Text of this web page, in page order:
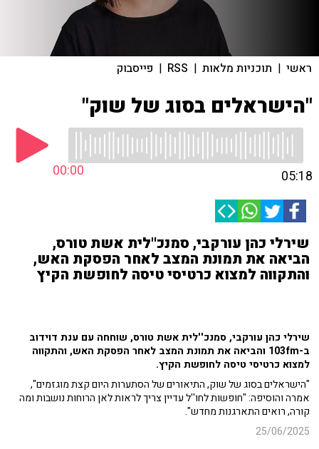
ראשי | תוכניות מלאות |
RSS
| פייסבוק
"הישראלים בסוג של שוק"
00:00 05:18
שירלי כהן עורקבי, סמנכ''לית אשת טורס,
הביאה את תמונת המצב לאחר הפסקת האש,
והתקווה למצוא כרטיסי טיסה לחופשת הקיץ
שירלי כהן עורקבי, סמנכ''לית אשת טורס, שוחחה עם ענת דוידוב
ב-103fm והביאה את תמונת המצב לאחר הפסקת האש, והתקווה
למצוא כרטיסי טיסה לחופשת הקיץ.
"הישראלים בסוג של שוק, התיאורים של הסתערות היום קצת מוגזמים",
אמרה והוסיפה: "חופשות לחו''ל עדיין צריך לראות לאן הרוחות נושבות ומה
קורה, רואים התארגנות מחדש".
25/06/2025